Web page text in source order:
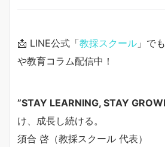
📩 LINE公式「教採スクール 」で
や教育コラム配信中！
”STAY LEARNING, STAY
け、成長し続ける。
須合 啓（教採スクール 代表）